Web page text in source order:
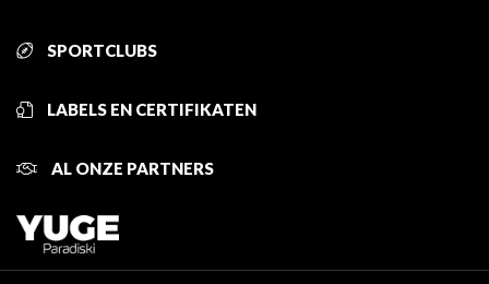
SPORTCLUBS
LABELS EN CERTIFIKATEN
AL ONZE PARTNERS